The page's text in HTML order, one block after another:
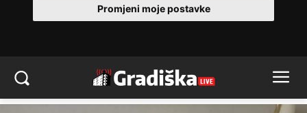
Promjeni moje postavke